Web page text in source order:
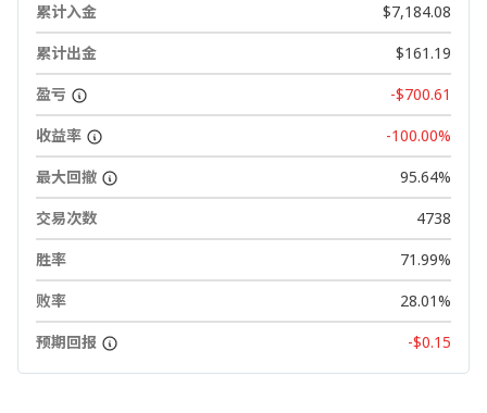
累计入金
$7,184.08
累计出金
$161.19
盈亏
-$700.61
收益率
-100.00%
最大回撤
95.64%
交易次数
4738
胜率
71.99%
败率
28.01%
预期回报
-$0.15